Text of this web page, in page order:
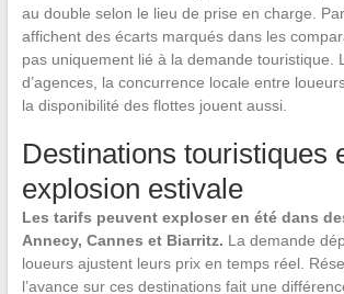
au double selon le lieu de prise en charge.
affichent des écarts marqués dans les
pas uniquement lié à la demande touristique.
d’agences, la concurrence locale entre
la disponibilité des flottes jouent aussi.
Destinations touristiques
explosion estivale
Les tarifs peuvent exploser en été dans
Annecy, Cannes et Biarritz. La demande
loueurs ajustent leurs prix en temps réel.
l’avance sur ces destinations fait une